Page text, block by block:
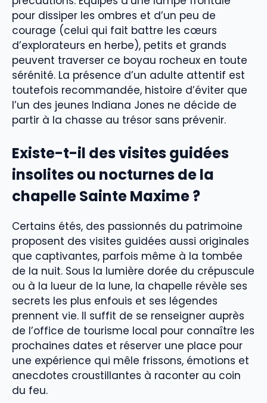
pour dissiper les ombres et d’un peu de
courage (celui qui fait battre les cœurs
d’explorateurs en herbe), petits et grands
peuvent traverser ce boyau rocheux en toute
sérénité. La présence d’un adulte attentif est
toutefois recommandée, histoire d’éviter que
l’un des jeunes Indiana Jones ne décide de
partir à la chasse au trésor sans prévenir.
Existe-t-il des visites guidées
insolites ou nocturnes de la
chapelle Sainte Maxime ?
Certains étés, des passionnés du patrimoine
proposent des visites guidées aussi originales
que captivantes, parfois même à la tombée
de la nuit. Sous la lumière dorée du crépuscule
ou à la lueur de la lune, la chapelle révèle ses
secrets les plus enfouis et ses légendes
prennent vie. Il suffit de se renseigner auprès
de l’office de tourisme local pour connaître les
prochaines dates et réserver une place pour
une expérience qui mêle frissons, émotions et
anecdotes croustillantes à raconter au coin
du feu.